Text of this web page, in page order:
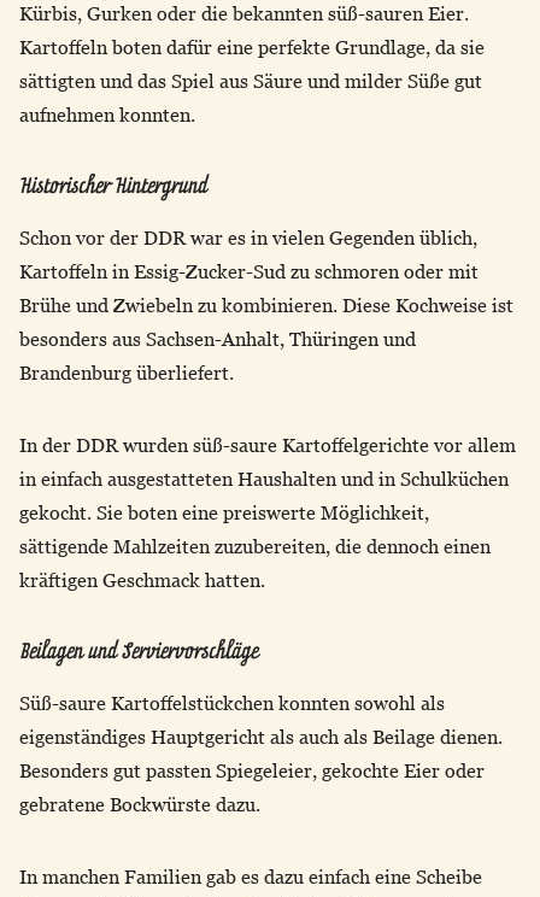
Kürbis, Gurken oder die bekannten süß-sauren Eier.
Kartoffeln boten dafür eine perfekte Grundlage, da sie
sättigten und das Spiel aus Säure und milder Süße gut
aufnehmen konnten.
Historischer Hintergrund
Schon vor der DDR war es in vielen Gegenden üblich,
Kartoffeln in Essig-Zucker-Sud zu schmoren oder mit
Brühe und Zwiebeln zu kombinieren. Diese Kochweise ist
besonders aus Sachsen-Anhalt, Thüringen und
Brandenburg überliefert.
In der DDR wurden süß-saure Kartoffelgerichte vor allem
in einfach ausgestatteten Haushalten und in Schulküchen
gekocht. Sie boten eine preiswerte Möglichkeit,
sättigende Mahlzeiten zuzubereiten, die dennoch einen
kräftigen Geschmack hatten.
Beilagen und Serviervorschläge
Süß-saure Kartoffelstückchen konnten sowohl als
eigenständiges Hauptgericht als auch als Beilage dienen.
Besonders gut passten Spiegeleier, gekochte Eier oder
gebratene Bockwürste dazu.
In manchen Familien gab es dazu einfach eine Scheibe